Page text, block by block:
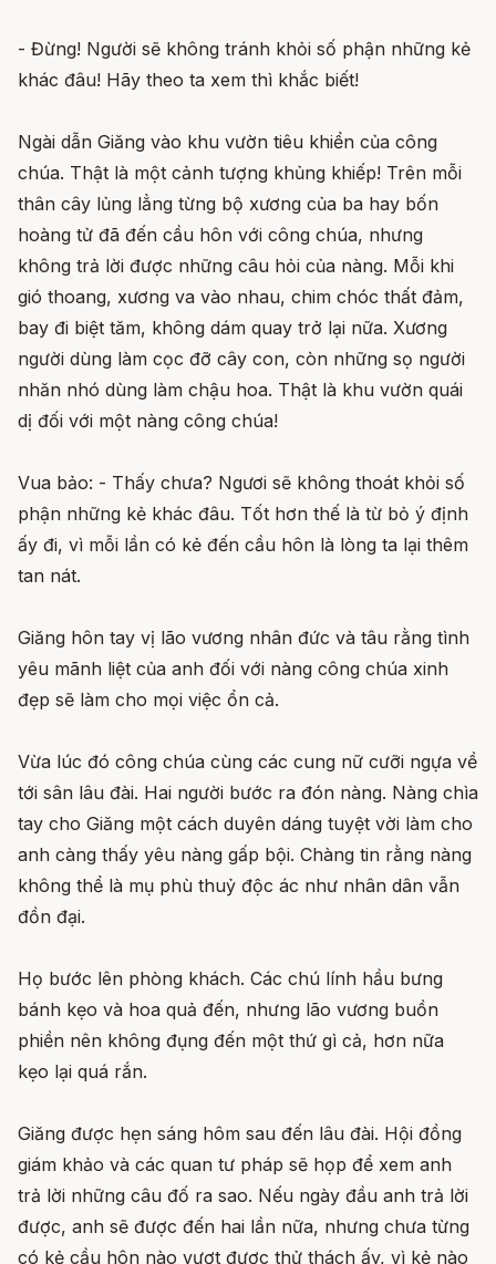
- Đừng! Người sẽ không tránh khỏi số phận những kẻ
khác đâu! Hãy theo ta xem thì khắc biết!
Ngài dẫn Giăng vào khu vườn tiêu khiển của công
chúa. Thật là một cảnh tượng khủng khiếp! Trên mỗi
thân cây lủng lẳng từng bộ xương của ba hay bốn
hoàng tử đã đến cầu hôn với công chúa, nhưng
không trả lời được những câu hỏi của nàng. Mỗi khi
gió thoang, xương va vào nhau, chim chóc thất đảm,
bay đi biệt tăm, không dám quay trở lại nữa. Xương
người dùng làm cọc đỡ cây con, còn những sọ người
nhăn nhó dùng làm chậu hoa. Thật là khu vườn quái
dị đối với một nàng công chúa!
Vua bảo: - Thấy chưa? Ngươi sẽ không thoát khỏi số
phận những kẻ khác đâu. Tốt hơn thế là từ bỏ ý định
ấy đi, vì mỗi lần có kẻ đến cầu hôn là lòng ta lại thêm
tan nát.
Giăng hôn tay vị lão vương nhân đức và tâu rằng tình
yêu mãnh liệt của anh đối với nàng công chúa xinh
đẹp sẽ làm cho mọi việc ổn cả.
Vừa lúc đó công chúa cùng các cung nữ cưỡi ngựa về
tới sân lâu đài. Hai người bước ra đón nàng. Nàng chìa
tay cho Giăng một cách duyên dáng tuyệt vời làm cho
anh càng thấy yêu nàng gấp bội. Chàng tin rằng nàng
không thể là mụ phù thuỷ độc ác như nhân dân vẫn
đồn đại.
Họ bước lên phòng khách. Các chú lính hầu bưng
bánh kẹo và hoa quả đến, nhưng lão vương buồn
phiền nên không đụng đến một thứ gì cả, hơn nữa
kẹo lại quá rắn.
Giăng được hẹn sáng hôm sau đến lâu đài. Hội đồng
giám khảo và các quan tư pháp sẽ họp để xem anh
trả lời những câu đố ra sao. Nếu ngày đầu anh trả lời
được, anh sẽ được đến hai lần nữa, nhưng chưa từng
có kẻ cầu hôn nào vượt được thử thách ấy, vì kẻ nào